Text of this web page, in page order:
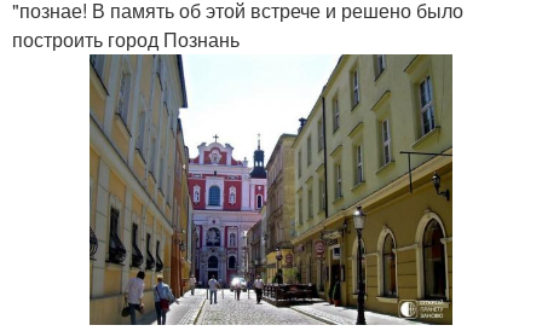
"познае! В память об этой встрече и решено было
построить город Познань